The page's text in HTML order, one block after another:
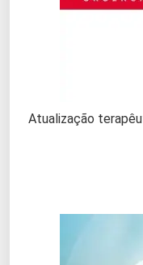
Atualização